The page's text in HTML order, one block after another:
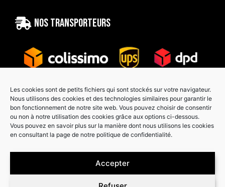
Les cookies sont de petits fichiers qui sont stockés sur votre navigateur.
Nous utilisons des cookies et des technologies similaires pour garantir le
bon fonctionnement de notre site web. Vous pouvez choisir de consentir
ou non à notre utilisation des cookies grâce aux options ci-dessous.
Vous pouvez en savoir plus sur la manière dont nous utilisons les cookies
en consultant la page de notre politique de confidentialité.
Accepter
Nos transporteurs
Paiement sécurisé